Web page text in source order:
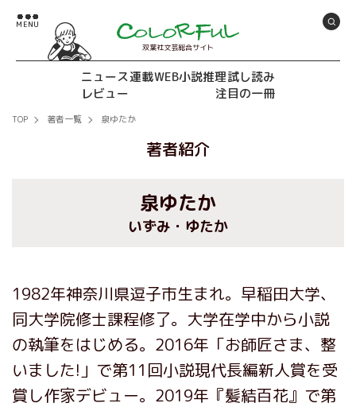
双葉社文芸総合サイト
ニュース連載WEB小説推理試し読み
レビュー
注目の一冊
TOP 著者一覧 泉ゆたか
著者紹介
泉ゆたか
いずみ・ゆたか
1982年神奈川県逗子市生まれ。早稲田大学、
同大学院修士課程修了。大学在学中から小説
の執筆をはじめる。2016年「お師匠さま、整
いました!」で第11回小説現代長編新人賞を受
賞し作家デビュー。2019年『髪結百花』で第